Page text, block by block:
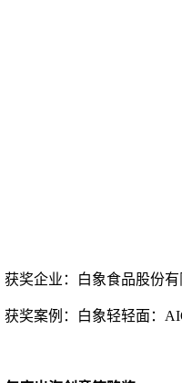
获奖企业： 白象食品股份有
获奖案例： 白象轻轻面：